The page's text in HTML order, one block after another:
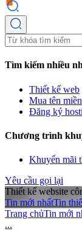
Tìm kiếm nhiều
Thiết kế web
Mua tên miền
Đăng ký
Chương trình
Khuyến mãi
Yêu cầu gọi lại
Thiết kế website
Tin mới nhấtTin
Trang chủTin mới
...